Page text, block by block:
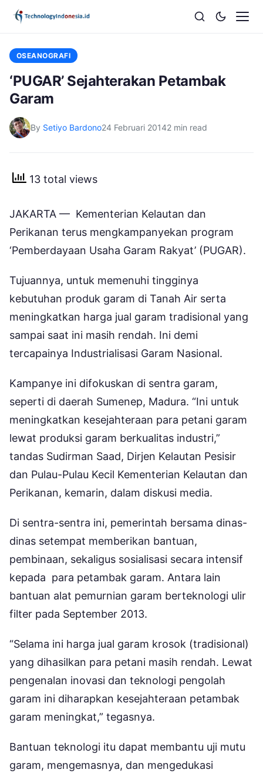
OSEANOGRAFI
‘PUGAR’ Sejahterakan Petambak
Garam
By Setiyo Bardono24 Februari 20142 min read
13 total views
JAKARTA — Kementerian Kelautan dan
Perikanan terus mengkampanyekan program
‘Pemberdayaan Usaha Garam Rakyat’ (PUGAR).
Tujuannya, untuk memenuhi tingginya
kebutuhan produk garam di Tanah Air serta
meningkatkan harga jual garam tradisional yang
sampai saat ini masih rendah. Ini demi
tercapainya Industrialisasi Garam Nasional.
Kampanye ini difokuskan di sentra garam,
seperti di daerah Sumenep, Madura. “Ini untuk
meningkatkan kesejahteraan para petani garam
lewat produksi garam berkualitas industri,”
tandas Sudirman Saad, Dirjen Kelautan Pesisir
dan Pulau-Pulau Kecil Kementerian Kelautan dan
Perikanan, kemarin, dalam diskusi media.
Di sentra-sentra ini, pemerintah bersama dinas-
dinas setempat memberikan bantuan,
pembinaan, sekaligus sosialisasi secara intensif
kepada para petambak garam. Antara lain
bantuan alat pemurnian garam berteknologi ulir
filter pada September 2013.
“Selama ini harga jual garam krosok (tradisional)
yang dihasilkan para petani masih rendah. Lewat
pengenalan inovasi dan teknologi pengolah
garam ini diharapkan kesejahteraan petambak
garam meningkat,” tegasnya.
Bantuan teknologi itu dapat membantu uji mutu
garam, mengemasnya, dan mengedukasi